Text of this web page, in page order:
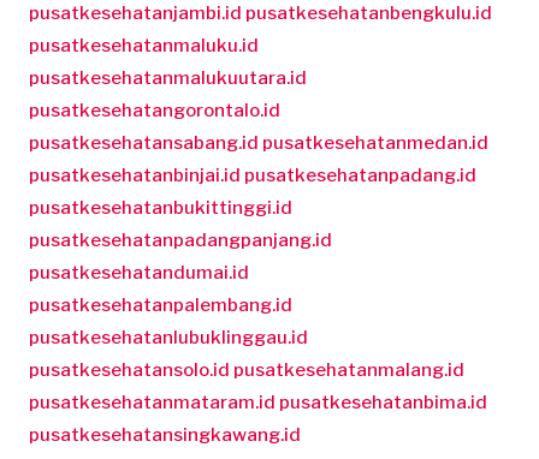
pusatkesehatanjambi.id pusatkesehatanbengkulu.id
pusatkesehatanmaluku.id
pusatkesehatanmalukuutara.id
pusatkesehatangorontalo.id
pusatkesehatansabang.id pusatkesehatanmedan.id
pusatkesehatanbinjai.id pusatkesehatanpadang.id
pusatkesehatanbukittinggi.id
pusatkesehatanpadangpanjang.id
pusatkesehatandumai.id
pusatkesehatanpalembang.id
pusatkesehatanlubuklinggau.id
pusatkesehatansolo.id pusatkesehatanmalang.id
pusatkesehatanmataram.id pusatkesehatanbima.id
pusatkesehatansingkawang.id